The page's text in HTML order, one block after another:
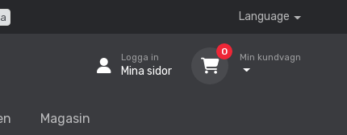
Language
Logga in
Mina sidor
0
Min kundvagn
Magasin